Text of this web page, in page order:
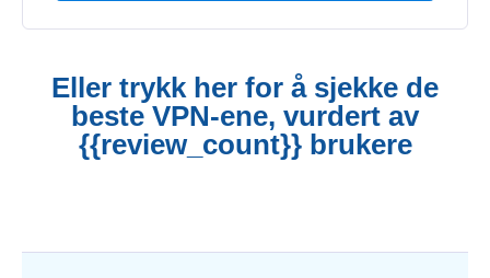
Eller trykk her for å sjekke de
beste VPN-ene, vurdert av
{{review_count}} brukere